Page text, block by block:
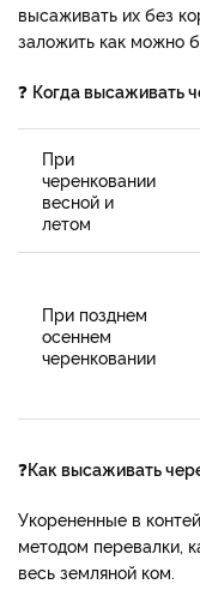
высаживать их без
заложить как можно
❓ Когда высаживать
При
черенковании
весной и
летом
При позднем
осеннем
черенковании
❓Как высаживать
Укорененные в
методом перевалки,
весь земляной ком.